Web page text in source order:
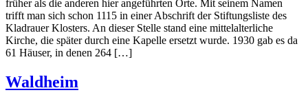
früher als die anderen hier angeführten Orte. Mit seinem Namen
trifft man sich schon 1115 in einer Abschrift der Stiftungsliste des
Kladrauer Klosters. An dieser Stelle stand eine mittelalterliche
Kirche, die später durch eine Kapelle ersetzt wurde. 1930 gab es da
61 Häuser, in denen 264 […]
Waldheim